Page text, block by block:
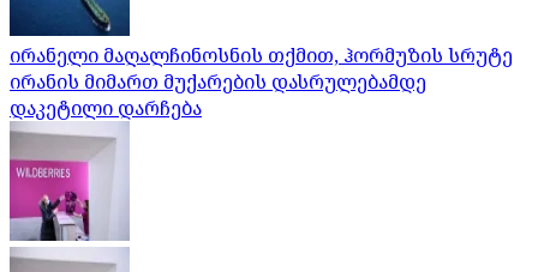
ირანელი მაღალჩინოსნის თქმით, ჰორმუზის სრუტე
ირანის მიმართ მუქარების დასრულებამდე
დაკეტილი დარჩება